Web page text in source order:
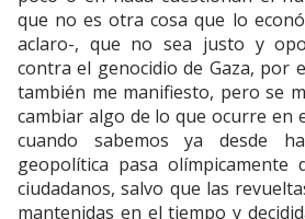
que no es otra cosa que lo
aclaro-, que no sea justo y
contra el genocidio de Gaza, por
también me manifiesto, pero se
cambiar algo de lo que ocurre en
cuando sabemos ya desde
geopolítica pasa
ciudadanos, salvo que las
mantenidas en el tiempo y